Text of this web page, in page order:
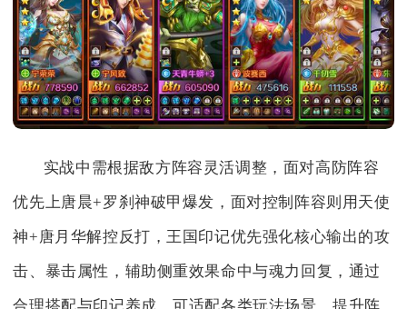
实战中需根据敌方阵容灵活调整，面对高防阵容
优先上唐晨+罗刹神破甲爆发，面对控制阵容则用天使
神+唐月华解控反打，王国印记优先强化核心输出的攻
击、暴击属性，辅助侧重效果命中与魂力回复，通过
合理搭配与印记养成，可适配各类玩法场景，提升阵